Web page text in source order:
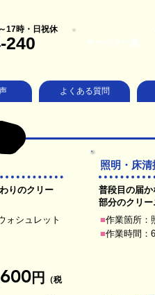
17時・日祝休
240
よくある質問
りのクリー
ォシュレット
円 （税
照明・床清
普段目の届
部分のクリー
■作業箇所：
■作業時間：